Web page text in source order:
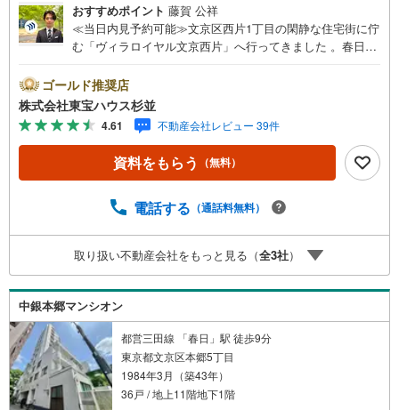
おすすめポイント 藤賀 公祥
≪当日内見予約可能≫文京区西片1丁目の閑静な住宅街に佇
む「ヴィラロイヤル文京西片」へ行ってきました 。春日駅
さから一歩奥まった西片エリアは、文教地区らしい凛とし
た気品と静けさが心地よい街並みです 。 お部屋は6階部分
に位置し、バルコニーに出ると目の前には見事なスカイツ
リービューが広がります 。この開放的な景色を毎日眺めら
れるのは、この住戸ならではの特権だと実感しました。室
内に入ると、新規フルリノベーションによって生まれ変わ
LDKには足元から温める床暖房のほか 、キッチンには食洗
が、LDKと3つの洋室すべてにエアコン4台が最初から新設
されている点です 。 多くの親御様が希望される「誠之小学
校」の指定学区内（約550m）という条件も揃い 、ペット2
匹との暮らしも可能 。立地、眺望、設備、学区のすべてが
ハイレベルで揃った自信の一室を、ぜひその目でお確かめ
ください 。
ゴールド推奨店
株式会社東宝ハウス杉並
4.61 不動産会社レビュー 39件
資料をもらう （無料）
電話する （通話料無料）
取り扱い不動産会社をもっと見る（全3社）
中銀本郷マンシオン
都営三田線 「春日」駅 徒歩9分
東京都文京区本郷5丁目
1984年3月（築43年）
36戸 / 地上11階地下1階